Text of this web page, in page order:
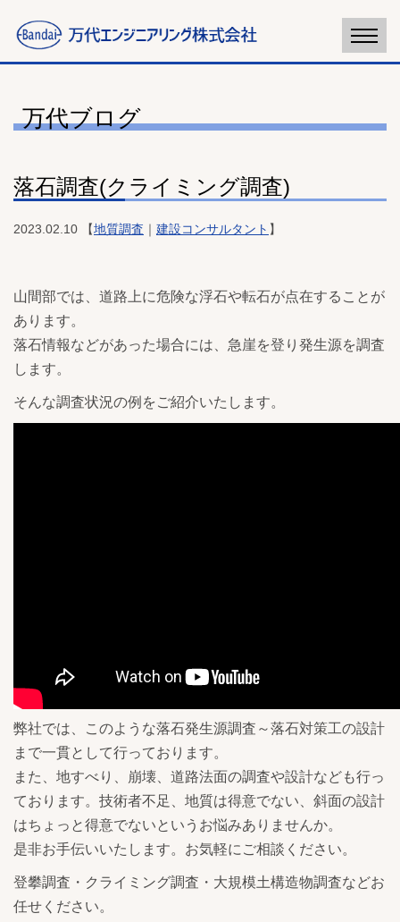
万代ブログ
落石調査(クライミング調査)
2023.02.10 【地質調査 ｜ 建設コンサルタント 】
山間部では、道路上に危険な浮石や転石が点在することが
あります。
落石情報などがあった場合には、急崖を登り発生源を調査
します。
そんな調査状況の例をご紹介いたします。
弊社では、このような落石発生源調査～落石対策工の設計
まで一貫として行っております。
また、地すべり、崩壊、道路法面の調査や設計なども行っ
ております。技術者不足、地質は得意でない、斜面の設計
はちょっと得意でないというお悩みありませんか。
是非お手伝いいたします。お気軽にご相談ください。
登攀調査・クライミング調査・大規模土構造物調査などお
任せください。